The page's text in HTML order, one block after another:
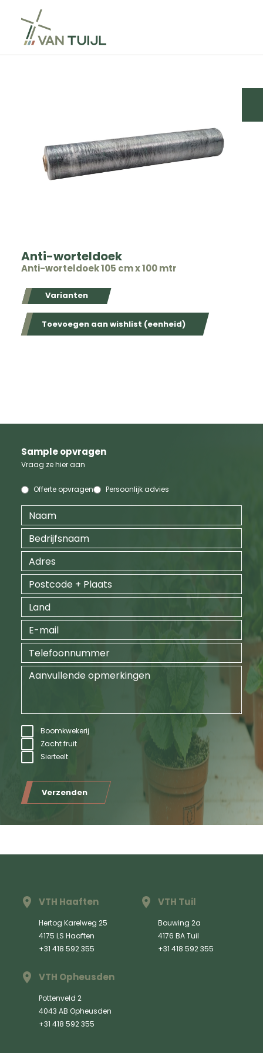
Anti-worteldoek
Anti-worteldoek 105 cm x 100 mtr
Varianten
Toevoegen aan wishlist (eenheid)
Sample opvragen
Vraag ze hier aan
Offerte opvragen Persoonlijk advies
Boomkwekerij
Zacht fruit
Sierteelt
Verzenden
VTH Haaften
Hertog Karelweg 25
4175 LS Haaften
+31 418 592 355
VTH Tuil
Bouwing 2a
4176 BA Tuil
+31 418 592 355
VTH Opheusden
Pottenveld 2
4043 AB Opheusden
+31 418 592 355